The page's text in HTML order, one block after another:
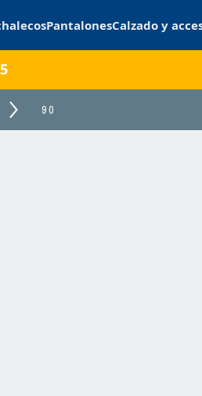
PantalonesCalzado y
90